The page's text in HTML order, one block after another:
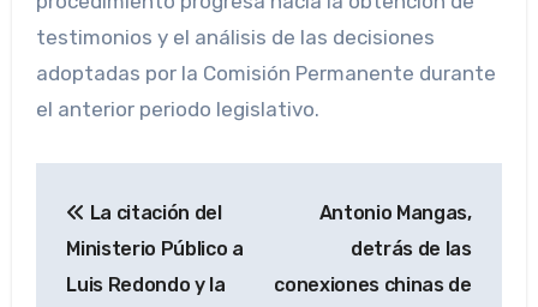
testimonios y el análisis de las decisiones
adoptadas por la Comisión Permanente durante
el anterior periodo legislativo.
de
entradas
La citación del
Ministerio Público a
Luis Redondo y la
Antonio Mangas,
detrás de las
conexiones chinas de